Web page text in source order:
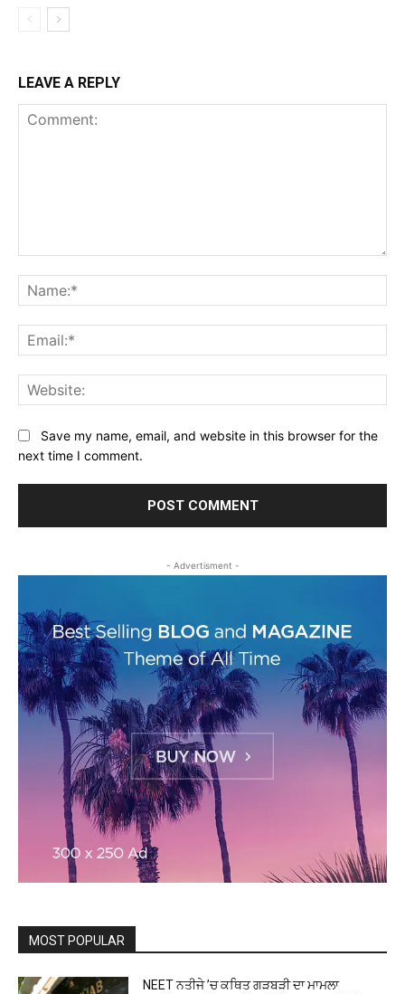
LEAVE A REPLY
Save my name, email, and website in this browser for the
next time I comment.
- Advertisment -
MOST POPULAR
NEET ਨਤੀਜੇ ’ਚ ਕਥਿਤ ਗੜਬੜੀ ਦਾ ਮਾਮਲਾ